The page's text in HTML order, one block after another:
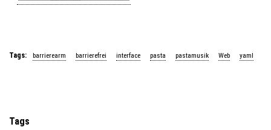
Tags: barrierearm barrierefrei interface pasta pastamusik Web yaml
Tags